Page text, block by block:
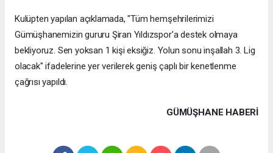
Kulüpten yapılan açıklamada, "Tüm hemşehrilerimizi
Gümüşhanemizin gururu Şiran Yıldızspor’a destek olmaya
bekliyoruz. Sen yoksan 1 kişi eksiğiz. Yolun sonu inşallah 3. Lig
olacak" ifadelerine yer verilerek geniş çaplı bir kenetlenme
çağrısı yapıldı.
GÜMÜŞHANE HABERİ